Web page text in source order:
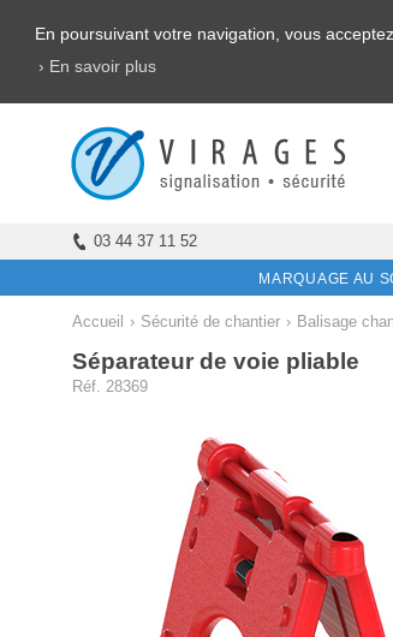
En poursuivant votre navigation, vous
› En savoir plus
03 44 37 11 52
MARQUAGE AU
Accueil › Sécurité de chantier › Balisage
Séparateur de voie pliable
Réf. 28369